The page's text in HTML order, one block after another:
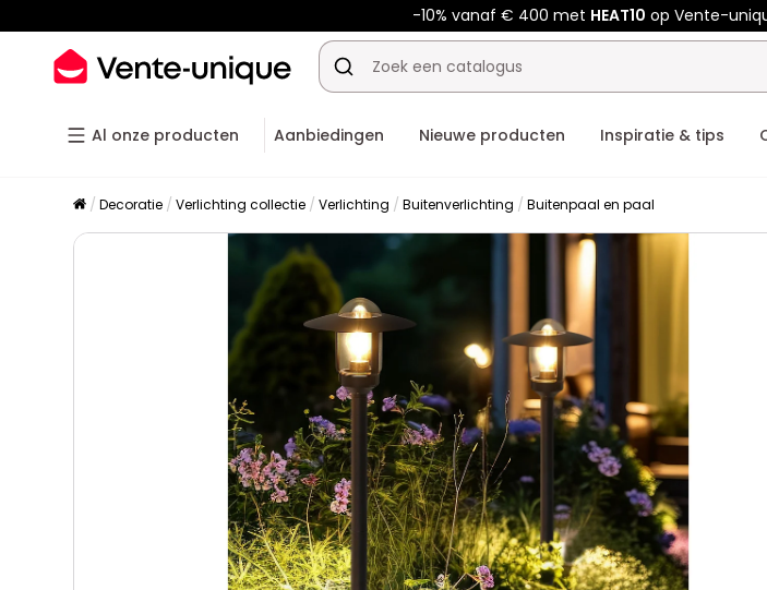
-10% vanaf € 400 metHEAT10 op Vente-
Al onze producten Aanbiedingen Nieuwe producten Inspiratie & tips
Decoratie Verlichting collectie Verlichting Buitenverlichting Buitenpaal en paal